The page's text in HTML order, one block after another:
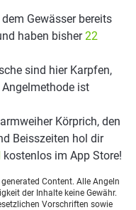
Gewässer bereits
haben bisher22
sind hier Karpfen,
ist
Körprich, den
Beisszeiten hol dir
kostenlos im App Store!
Content. Alle Angeln
der Inhalte keine Gewähr.
Vorschriften sowie